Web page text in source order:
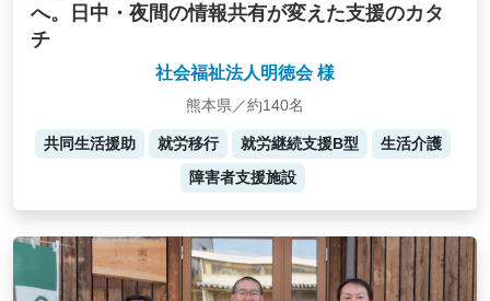
へ。日中・夜間の情報共有が変えた支援のカタ
チ
社会福祉法人明徳会 様
熊本県／約140名
共同生活援助 就労移行 就労継続支援B型
生活介護
障害者支援施設